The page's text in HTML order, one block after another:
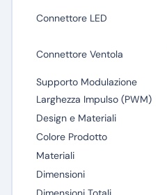
Connettore LED
Connettore Ventola
Supporto Modulazione
Larghezza Impulso (PWM)
Design e Materiali
Colore Prodotto
Materiali
Dimensioni